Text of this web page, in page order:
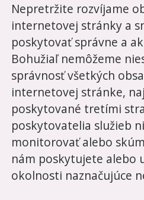
Nepretržite rozvíjame
internetovej stránky a
poskytovať správne a
Bohužiaľ nemôžeme
správnosť všetkých
internetovej stránke,
poskytované tretími
poskytovatelia služieb
monitorovať alebo
nám poskytujete alebo
okolnosti naznačujúce